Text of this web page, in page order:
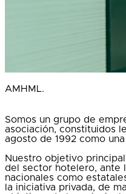
AMHML.
Somos un grupo de
asociación, constituidos
agosto de 1992 como
Nuestro objetivo
del sector hotelero, ante
nacionales como
la iniciativa privada, de